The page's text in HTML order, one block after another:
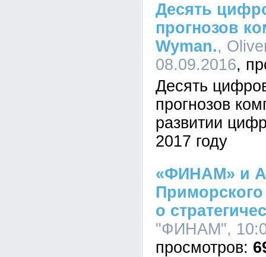
Десять
прогнозов
Wyman.,
08.09.2016
Десять
прогнозов
развитии
2017 году
«ФИНАМ» и
о
"ФИНАМ",